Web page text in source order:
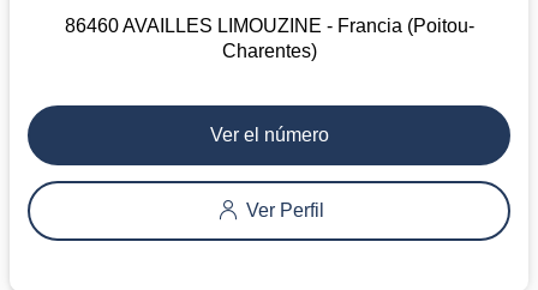
86460 AVAILLES LIMOUZINE - Francia (Poitou-
Charentes)
Ver el número
Ver Perfil